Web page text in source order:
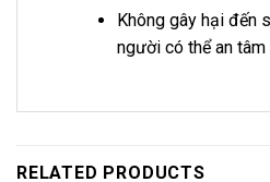
Không gây hại đến
người có thể an
RELATED PRODUCTS